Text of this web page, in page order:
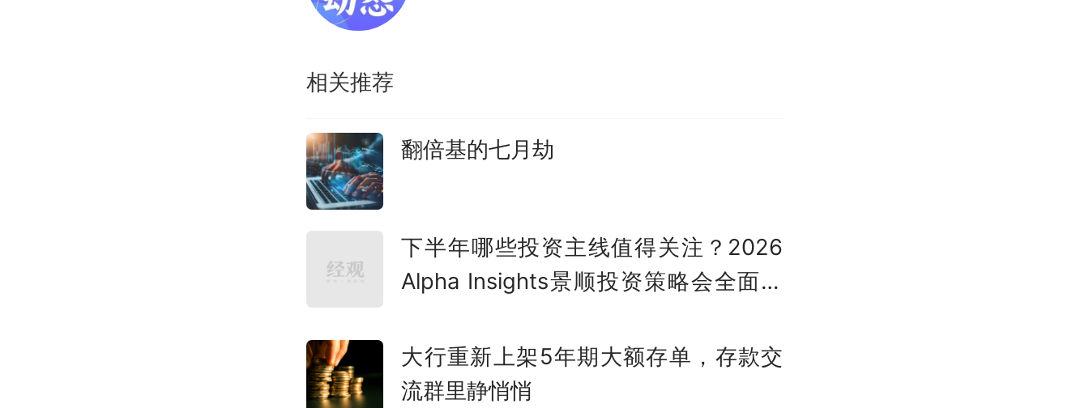
作岗位被调整？《每日经济新闻》记者就
渣打这次人员调整将波及近8000个工作岗
位，主要集中在人力资源、风险、合规、
运营、技术支持等中后台部门。从地域上
西亚吉隆坡以及波兰华沙等地的运营中心
相关推荐
翻倍基的七月劫
下半年哪些投资主线值得关注？2026
Alpha Insights景顺投资策略会全面拆
大行重新上架5年期大额存单，存款交
流群里静悄悄